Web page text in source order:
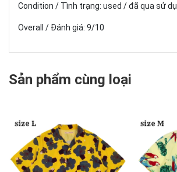
Condition / Tình trạng: used / đã qua sử
Overall / Đánh giá: 9/10
Sản phẩm cùng loại